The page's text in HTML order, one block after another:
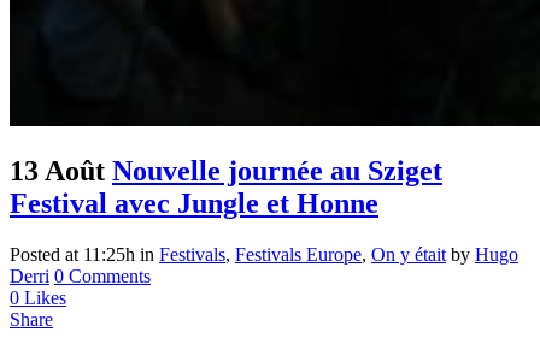
13 Août Nouvelle journée au Sziget
Festival avec Jungle et Honne
Posted at 11:25h in Festivals, Festivals Europe, On y était by Hugo
Derri 0 Comments
0 Likes
Share